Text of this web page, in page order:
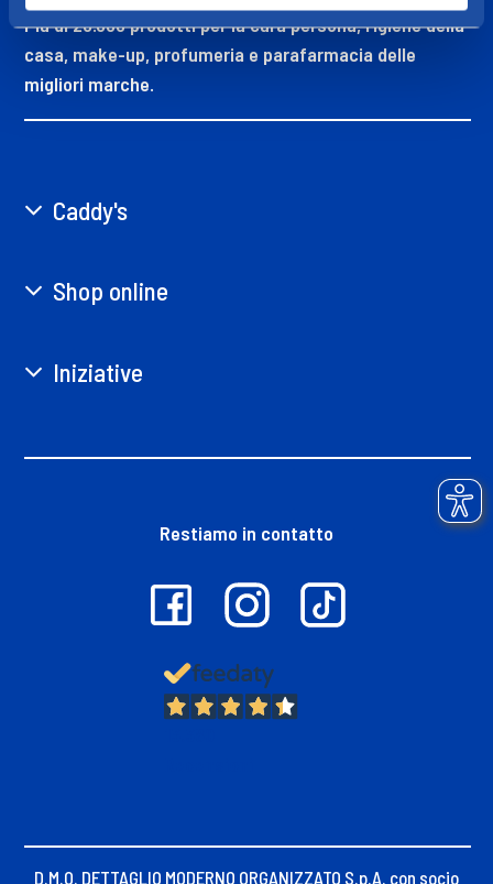
Più di 20.000 prodotti per la cura persona, l’igiene della
casa, make-up, profumeria e parafarmacia delle
migliori marche.
Caddy's
Shop online
Iniziative
Restiamo in contatto
D.M.O. DETTAGLIO MODERNO ORGANIZZATO S.p.A. con socio